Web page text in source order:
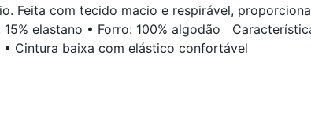
Feita com tecido macio e respirável,
15% elastano • Forro: 100% algodão
• Cintura baixa com elástico confortável